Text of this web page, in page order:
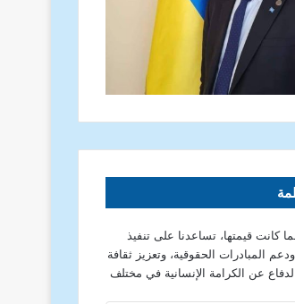
كانت قيمتها، تساعدنا على تنفيذ
ودعم المبادرات الحقوقية، وتعزيز ثقافة
عن الكرامة الإنسانية في مختلف